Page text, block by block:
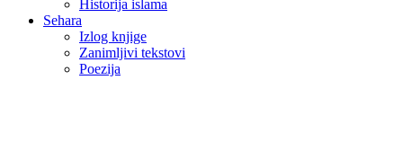
Historija islama
Sehara
Izlog knjige
Zanimljivi tekstovi
Poezija